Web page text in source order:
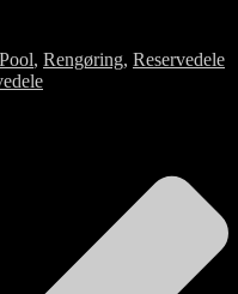
Pool, Rengøring, Reservedele